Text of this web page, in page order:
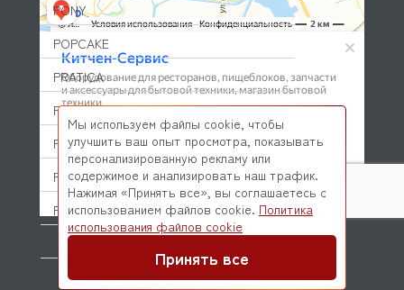
PONY
POPCAKE
PRATICA
PRIMAX
PRIMUS
PRISMAFOOD
PROBAR
PRODIGY
PROFESSIONAL SPARES
© 2026 Kitchen-Service.com Интернет-магазин запчастей
и оборудования профессиональной кухни
Мы используем файлы cookie, чтобы
улучшить ваш опыт просмотра, показывать
персонализированную рекламу или
содержимое и анализировать наш трафик.
Нажимая «Принять все», вы соглашаетесь с
использованием файлов cookie. Политика
использования файлов cookie
Принять все